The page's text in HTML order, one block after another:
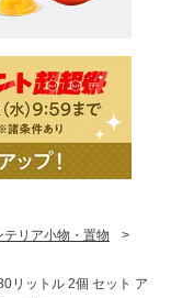
テリア小物・置物
>
リットル 2個 セット ア